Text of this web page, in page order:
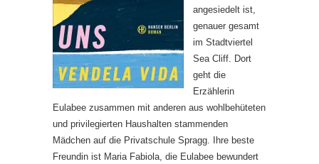
angesiedelt ist,
genauer gesamt
im Stadtviertel
Sea Cliff. Dort
geht die
Erzählerin
Eulabee zusammen mit anderen aus wohlbehüteten
und privilegierten Haushalten stammenden
Mädchen auf die Privatschule Spragg. Ihre beste
Freundin ist Maria Fabiola, die Eulabee bewundert